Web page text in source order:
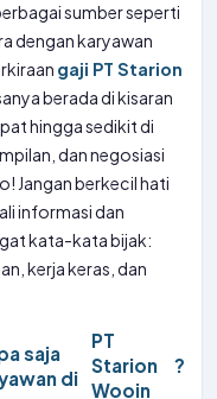
sumber seperti
dengan karyawan
gaji PT Starion
berada di kisaran
hingga sedikit di
dan negosiasi
Jangan berkecil hati
informasi dan
kata-kata bijak:
kerja keras, dan
saja
di
PT
Starion
Wooin
?